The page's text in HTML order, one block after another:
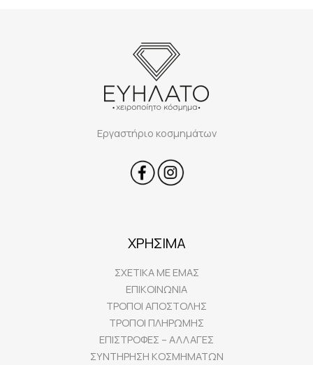
Εργαστήριο κοσμημάτων
ΧΡΗΣΙΜΑ
ΣΧΕΤΙΚΑ ΜΕ ΕΜΑΣ
ΕΠΙΚΟΙΝΩΝΙΑ
ΤΡΟΠΟΙ ΑΠΟΣΤΟΛΗΣ
ΤΡΟΠΟΙ ΠΛΗΡΩΜΗΣ
ΕΠΙΣΤΡΟΦΕΣ – ΑΛΛΑΓΕΣ
ΣΥΝΤΗΡΗΣΗ ΚΟΣΜΗΜΑΤΩΝ